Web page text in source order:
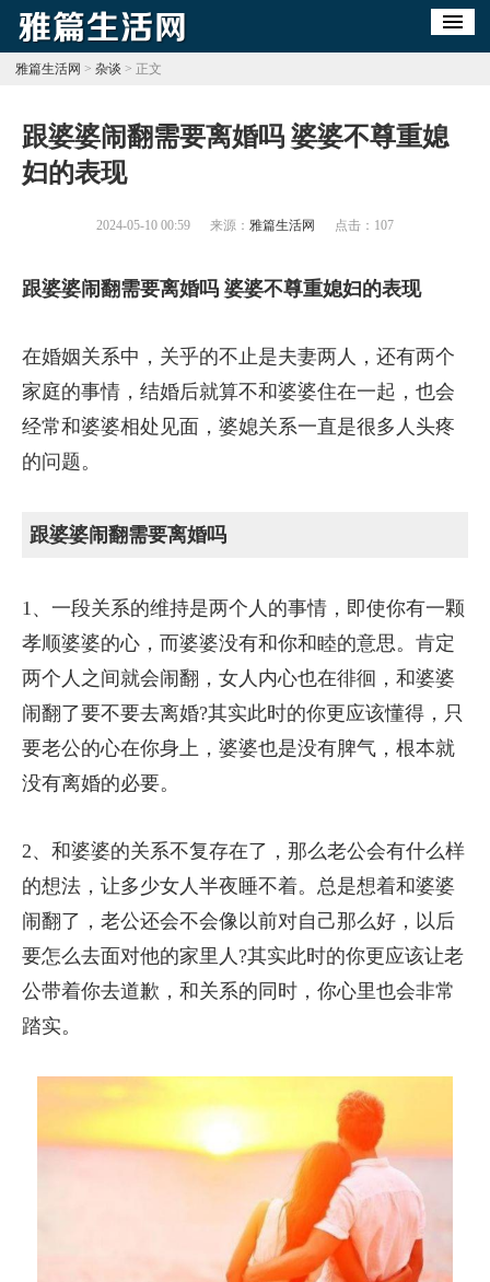
雅篇生活网 > 杂谈 > 正文
​跟婆婆闹翻需要离婚吗 婆婆不尊重媳
妇的表现
2024-05-10 00:59 来源： 雅篇生活网 点击： 107
跟婆婆闹翻需要离婚吗 婆婆不尊重媳妇的表现
在婚姻关系中，关乎的不止是夫妻两人，还有两个
家庭的事情，结婚后就算不和婆婆住在一起，也会
经常和婆婆相处见面，婆媳关系一直是很多人头疼
的问题。
跟婆婆闹翻需要离婚吗
1、一段关系的维持是两个人的事情，即使你有一颗
孝顺婆婆的心，而婆婆没有和你和睦的意思。肯定
两个人之间就会闹翻，女人内心也在徘徊，和婆婆
闹翻了要不要去离婚?其实此时的你更应该懂得，只
要老公的心在你身上，婆婆也是没有脾气，根本就
没有离婚的必要。
2、和婆婆的关系不复存在了，那么老公会有什么样
的想法，让多少女人半夜睡不着。总是想着和婆婆
闹翻了，老公还会不会像以前对自己那么好，以后
要怎么去面对他的家里人?其实此时的你更应该让老
公带着你去道歉，和关系的同时，你心里也会非常
踏实。